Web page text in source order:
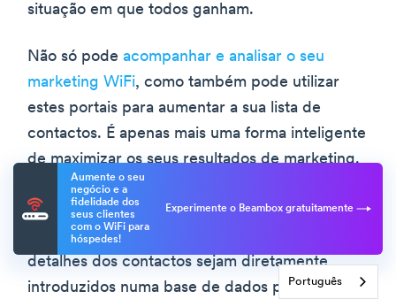
situação em que todos ganham.
Não só pode acompanhar e analisar o seu
marketing WiFi, como também pode utilizar
estes portais para aumentar a sua lista de
contactos. É apenas mais uma forma inteligente
de maximizar os seus resultados de marketing.
E a melhor parte é que, ao contrário dos testes
A/B, é totalmente passivo depois de o
configurar. Pode organizá-lo de modo a que os
detalhes dos contactos sejam diretamente
introduzidos numa base de dados para mais
Aumente o seu
negócio e a
fidelidade dos
seus clientes
com o WiFi para
hóspedes!
Experimente o Beambox gratuitamente
Português